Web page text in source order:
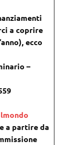
a coprire
ecco
–
a partire da